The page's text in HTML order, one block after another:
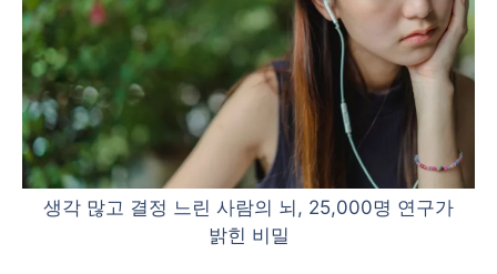
생각 많고 결정 느린 사람의 뇌, 25,000명 연구가
밝힌 비밀